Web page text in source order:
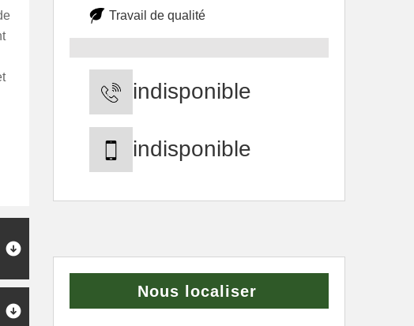
Travail de qualité
indisponible
indisponible
Nous localiser